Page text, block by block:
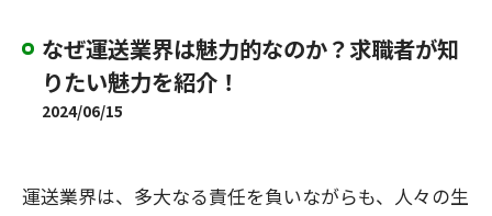
なぜ運送業界は魅力的なのか？求職者が知
りたい魅力を紹介！
2024/06/15
運送業界は、多大なる責任を負いながらも、人々の生